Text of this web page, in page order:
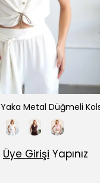
Üye Girişi Yapınız